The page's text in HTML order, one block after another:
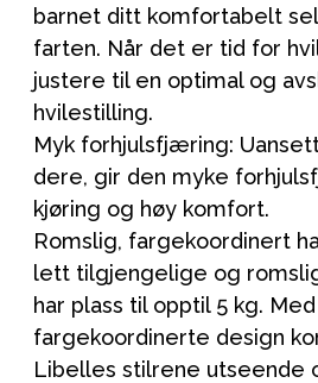
barnet ditt komfortabelt
farten. Når det er tid for
justere til en optimal og
hvilestilling.
Myk forhjulsfjæring:
dere, gir den myke
kjøring og høy komfort.
Romslig, fargekoordinert
lett tilgjengelige og
har plass til opptil 5 kg.
fargekoordinerte design
Libelles stilrene utseende